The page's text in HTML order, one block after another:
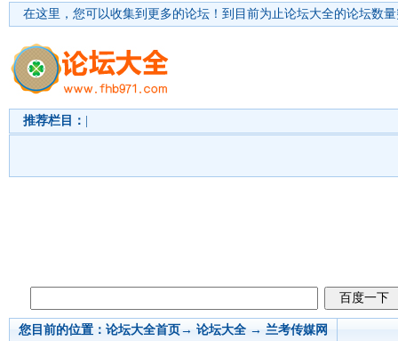
在这里，您可以收集到更多的论坛！ 到目前为止论坛大全的论坛数
推荐栏目：
您目前的位置： 论坛大全首页→ 论坛大全 → 兰考传媒网